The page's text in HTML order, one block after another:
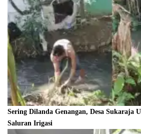
Sering Dilanda Genangan, Desa Sukaraja
Saluran Irigasi